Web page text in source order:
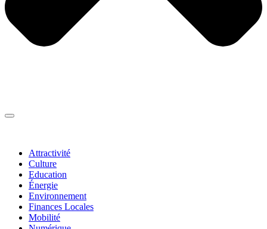
Attractivité
Culture
Education
Énergie
Environnement
Finances Locales
Mobilité